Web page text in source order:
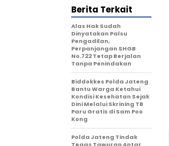
Berita Terkait
Alas Hak Sudah
Dinyatakan Palsu
Pengadilan,
Perpanjangan SHGB
No.722 Tetap Berjalan
Tanpa Penindakan
Biddokkes Polda Jateng
Bantu Warga Ketahui
Kondisi Kesehatan Sejak
Dini Melalui Skrining TB
Paru Gratis di Sam Poo
Kong
Polda Jateng Tindak